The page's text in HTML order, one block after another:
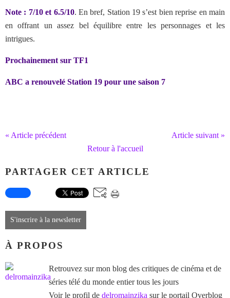
Note : 7/10 et 6.5/10. En bref, Station 19 s’est bien reprise en main
en offrant un assez bel équilibre entre les personnages et les
intrigues.
Prochainement sur TF1
ABC a renouvelé Station 19 pour une saison 7
« Article précédent
Article suivant »
Retour à l'accueil
PARTAGER CET ARTICLE
S'inscrire à la newsletter
À PROPOS
Retrouvez sur mon blog des critiques de cinéma et de
séries télé du monde entier tous les jours
Voir le profil de delromainzika sur le portail Overblog